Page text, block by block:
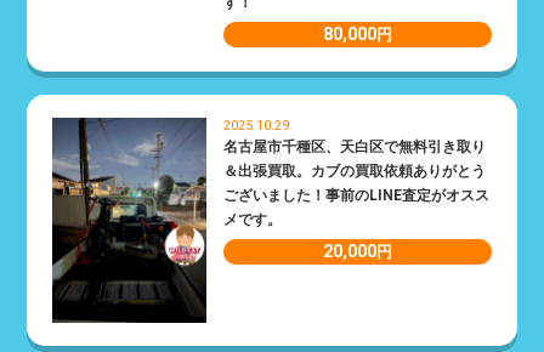
80,000円
2025.10.29
名古屋市千種区、天白区で無料引き取り
＆出張買取。カブの買取依頼ありがとう
ございました！事前のLINE査定がオスス
メです。
20,000円